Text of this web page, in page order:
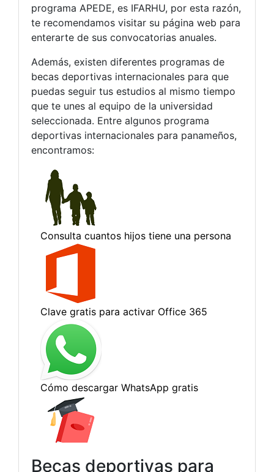
programa APEDE, es IFARHU, por esta razón,
te recomendamos visitar su página web para
enterarte de sus convocatorias anuales.
Además, existen diferentes programas de
becas deportivas internacionales para que
puedas seguir tus estudios al mismo tiempo
que te unes al equipo de la universidad
seleccionada. Entre algunos programa
deportivas internacionales para panameños,
encontramos:
Becas deportivas para